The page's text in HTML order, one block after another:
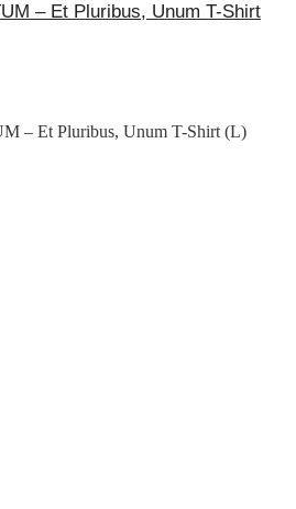
– Et Pluribus, Unum T-Shirt
– Et Pluribus, Unum T-Shirt (L)